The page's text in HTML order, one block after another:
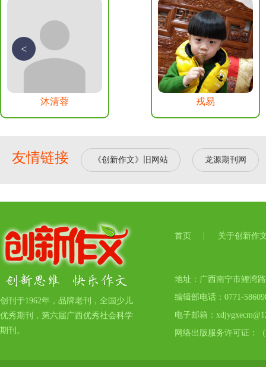
<
沐清蓉 戎易
友情链接 《创新作文》旧网站 龙源期刊网
创刊于1962年，品牌老刊，全国少儿
优秀期刊，第六届广西优秀社会科学
期刊。
首页 关于创新作
地址：广西南宁市鲤湾
编辑部电话：0771-
电子邮箱：
网络出版服务许可证：